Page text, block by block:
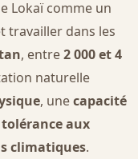
Lokaï comme un
travailler dans les
, entre2 000 et 4
naturelle
, unecapacité
tolérance aux
climatiques.